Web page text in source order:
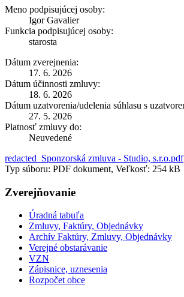
Meno podpisujúcej osoby:
Igor Gavalier
Funkcia podpisujúcej osoby:
starosta
Dátum zverejnenia:
17. 6. 2026
Dátum účinnosti zmluvy:
18. 6. 2026
Dátum uzatvorenia/udelenia súhlasu s
27. 5. 2026
Platnosť zmluvy do:
Neuvedené
redacted_Sponzorská zmluva - Studio, s.r.o.pdf
Typ súboru: PDF dokument, Veľkosť: 254 kB
Zverejňovanie
Úradná tabuľa
Zmluvy, Faktúry, Objednávky
Archív Faktúry, Zmluvy, Objednávky
Verejné obstarávanie
VZN
Zápisnice, uznesenia
Rozpočet obce